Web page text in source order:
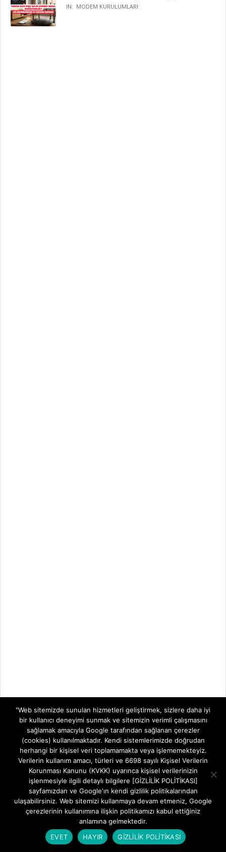
IN: MODEM KURULUMLARI
"Web sitemizde sunulan hizmetleri geliştirmek, sizlere daha iyi
bir kullanıcı deneyimi sunmak ve sitemizin verimli çalışmasını
sağlamak amacıyla Google tarafından sağlanan çerezler
(cookies) kullanılmaktadır. Kendi sistemlerimizde doğrudan
herhangi bir kişisel veri toplamamakta veya işlememekteyiz.
Verilerin kullanım amacı, türleri ve 6698 sayılı Kişisel Verilerin
Korunması Kanunu (KVKK) uyarınca kişisel verilerinizin
işlenmesiyle ilgili detaylı bilgilere [GİZLİLİK POLİTİKASI]
sayfamızdan ve Google'ın kendi gizlilik politikalarından
ulaşabilirsiniz. Web sitemizi kullanmaya devam etmeniz, Google
çerezlerinin kullanımına ilişkin politikamızı kabul ettiğiniz
anlamına gelmektedir.
EVET
HAYIR GİZLİLİK POLİTİKASI